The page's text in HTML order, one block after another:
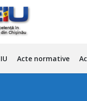
Acte normative